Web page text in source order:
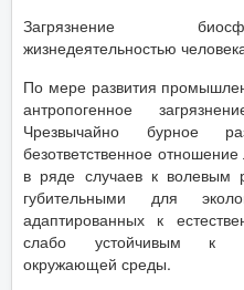
Загрязнение
жизнедеятельностью
По мере развития
антропогенное
Чрезвычайно бурное
безответственное
в ряде случаев к волевым
губительными для
адаптированных к
слабо устойчивым к
окружающей среды.